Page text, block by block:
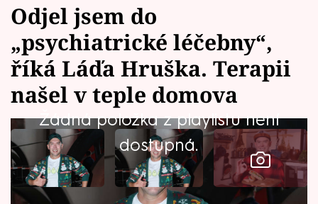
Témata
Celebrity
Vztahy
Seriály
Horoskopy
Odjel jsem do
„psychiatrické léčebny“,
říká Láďa Hruška. Terapii
našel v teple domova
Žádná položka z playlistu není
dostupná.